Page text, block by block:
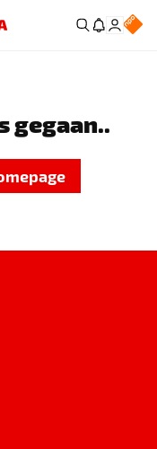
gegaan..